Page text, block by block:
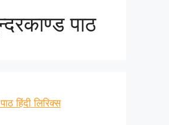
पाठ
हिंदी लिरिक्स